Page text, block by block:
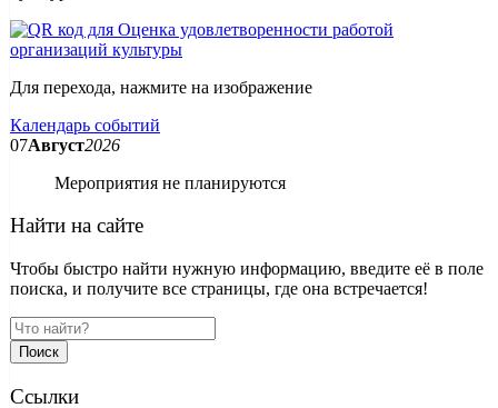
Для перехода, нажмите на изображение
Календарь событий
07Август2026
Мероприятия не планируются
Найти на сайте
Чтобы быстро найти нужную информацию, введите её в поле
поиска, и получите все страницы, где она встречается!
Поиск
Ссылки